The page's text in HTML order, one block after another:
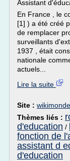
Assistant
En France , le
[1] ) a été créé
de remplacer
surveillants
1937 , était
nationale
actuels...
Lire la suite
Site :
Thèmes liés :
d'education /
fonction de
assistant d
d'education